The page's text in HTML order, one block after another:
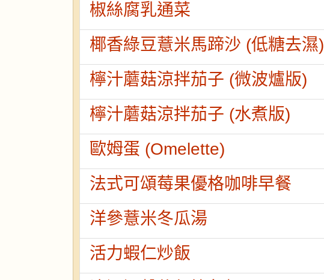
椒絲腐乳通菜
椰香綠豆薏米馬蹄沙 (低糖去濕)
檸汁蘑菇涼拌茄子 (微波爐版)
檸汁蘑菇涼拌茄子 (水煮版)
歐姆蛋 (Omelette)
法式可頌莓果優格咖啡早餐
洋參薏米冬瓜湯
活力蝦仁炒飯